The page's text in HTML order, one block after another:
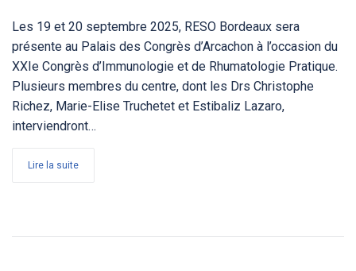
Les 19 et 20 septembre 2025, RESO Bordeaux sera
présente au Palais des Congrès d’Arcachon à l’occasion du
XXIe Congrès d’Immunologie et de Rhumatologie Pratique.
Plusieurs membres du centre, dont les Drs Christophe
Richez, Marie-Elise Truchetet et Estibaliz Lazaro,
interviendront…
Lire la suite